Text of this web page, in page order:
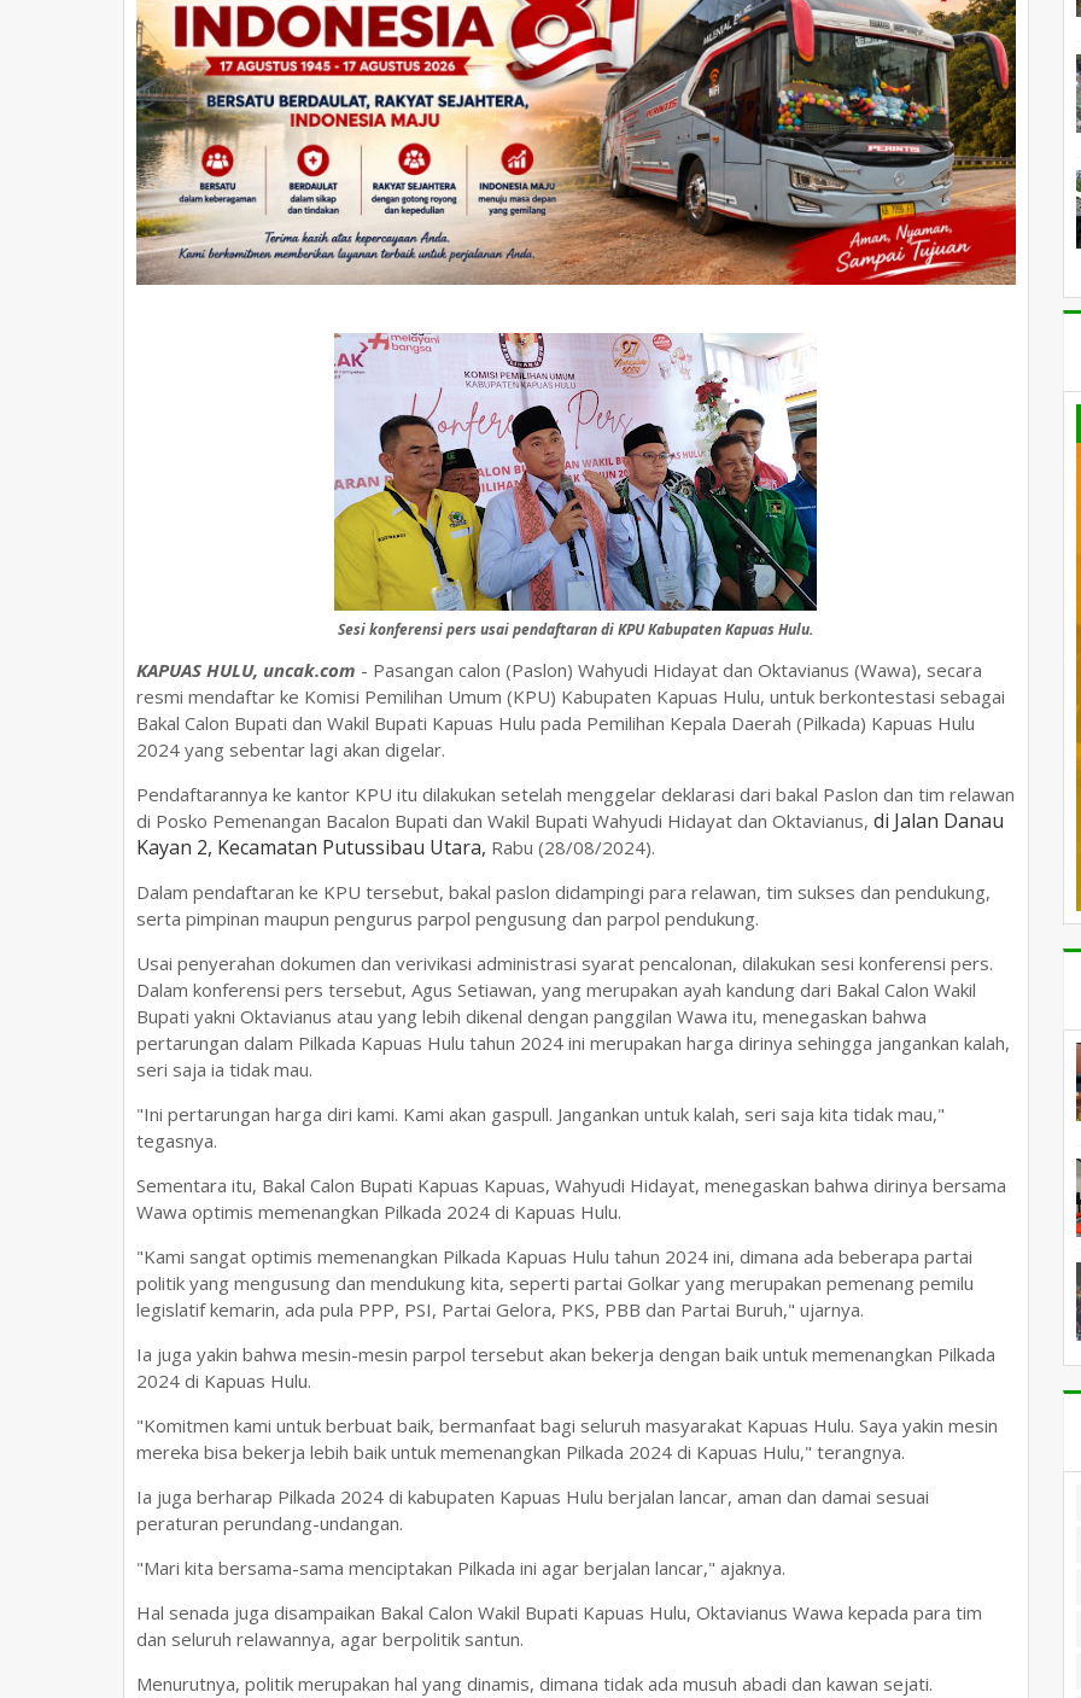
Sesi konferensi pers usai pendaftaran di KPU Kabupaten Kapuas Hulu.
KAPUAS HULU, uncak.com - Pasangan calon (Paslon) Wahyudi Hidayat dan Oktavianus (Wawa), secara
resmi mendaftar ke Komisi Pemilihan Umum (KPU) Kabupaten Kapuas Hulu, untuk berkontestasi sebagai
Bakal Calon Bupati dan Wakil Bupati Kapuas Hulu pada Pemilihan Kepala Daerah (Pilkada) Kapuas Hulu
2024 yang sebentar lagi akan digelar.
Pendaftarannya ke kantor KPU itu dilakukan setelah menggelar deklarasi dari bakal Paslon dan tim relawan
di Posko Pemenangan Bacalon Bupati dan Wakil Bupati Wahyudi Hidayat dan Oktavianus, di Jalan Danau
Kayan 2, Kecamatan Putussibau Utara, Rabu (28/08/2024).
Dalam pendaftaran ke KPU tersebut, bakal paslon didampingi para relawan, tim sukses dan pendukung,
serta pimpinan maupun pengurus parpol pengusung dan parpol pendukung.
Usai penyerahan dokumen dan verivikasi administrasi syarat pencalonan, dilakukan sesi konferensi pers.
Dalam konferensi pers tersebut, Agus Setiawan, yang merupakan ayah kandung dari Bakal Calon Wakil
Bupati yakni Oktavianus atau yang lebih dikenal dengan panggilan Wawa itu, menegaskan bahwa
pertarungan dalam Pilkada Kapuas Hulu tahun 2024 ini merupakan harga dirinya sehingga jangankan kalah,
seri saja ia tidak mau.
"Ini pertarungan harga diri kami. Kami akan gaspull. Jangankan untuk kalah, seri saja kita tidak mau,"
tegasnya.
Sementara itu, Bakal Calon Bupati Kapuas Kapuas, Wahyudi Hidayat, menegaskan bahwa dirinya bersama
Wawa optimis memenangkan Pilkada 2024 di Kapuas Hulu.
"Kami sangat optimis memenangkan Pilkada Kapuas Hulu tahun 2024 ini, dimana ada beberapa partai
politik yang mengusung dan mendukung kita, seperti partai Golkar yang merupakan pemenang pemilu
legislatif kemarin, ada pula PPP, PSI, Partai Gelora, PKS, PBB dan Partai Buruh," ujarnya.
Ia juga yakin bahwa mesin-mesin parpol tersebut akan bekerja dengan baik untuk memenangkan Pilkada
2024 di Kapuas Hulu.
"Komitmen kami untuk berbuat baik, bermanfaat bagi seluruh masyarakat Kapuas Hulu. Saya yakin mesin
mereka bisa bekerja lebih baik untuk memenangkan Pilkada 2024 di Kapuas Hulu," terangnya.
Ia juga berharap Pilkada 2024 di kabupaten Kapuas Hulu berjalan lancar, aman dan damai sesuai
peraturan perundang-undangan.
"Mari kita bersama-sama menciptakan Pilkada ini agar berjalan lancar," ajaknya.
Hal senada juga disampaikan Bakal Calon Wakil Bupati Kapuas Hulu, Oktavianus Wawa kepada para tim
dan seluruh relawannya, agar berpolitik santun.
Menurutnya, politik merupakan hal yang dinamis, dimana tidak ada musuh abadi dan kawan sejati.